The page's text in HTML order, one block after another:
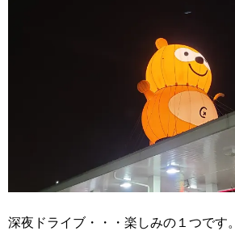
深夜ドライブ・・・楽しみの１つです。